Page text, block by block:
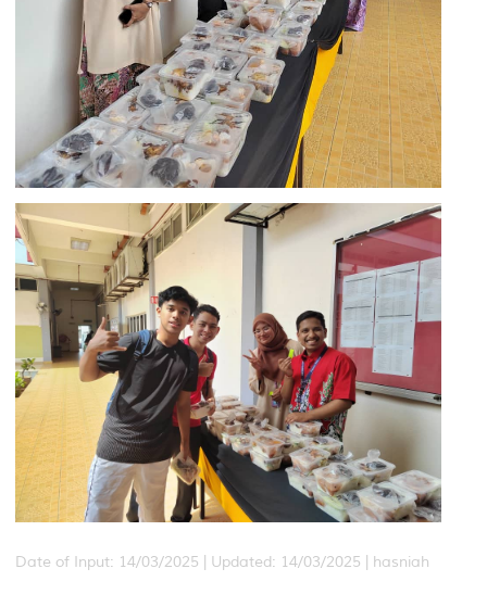
Date of Input: 14/03/2025 | Updated: 14/03/2025 | hasniah